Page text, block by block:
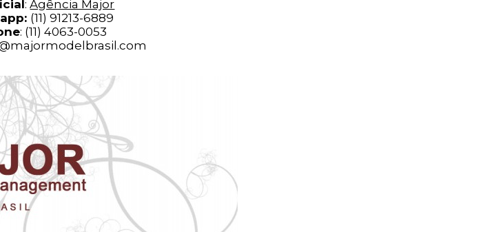
:Agência Major
(11) 91213-6889
: (11) 4063-0053